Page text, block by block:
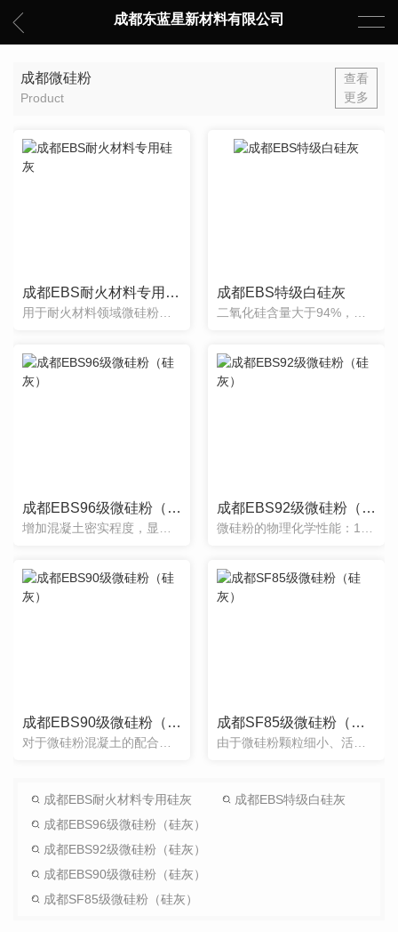
成都东蓝星新材料有限公司
成都微硅粉
Product
查看
更多
成都EBS耐火材料专用硅灰
用于耐火材料领域微硅粉作为耐火材料的重要原料之一，具有优异的性能，目前广泛用于不定形耐火材料，加入高性能低水泥耐火浇注料及预制件，使用寿命是普通浇注料的三倍，耐火度提高约100℃，高温强度及抗热震性能...
成都EBS特级白硅灰
二氧化硅含量大于94%，适用于特殊需要浅色的构件产品。常见的硅灰一般是灰白色，而白色比较少见，正是基于这种颜色的特点，它可以用于一些比较特殊的用途。白色硅灰的来源。按业内人士的说法，白色硅灰主要是在生...
成都EBS96级微硅粉（硅灰） 成都EBS92级微硅粉（硅灰）
成都EBS90级微硅粉（硅灰）
对于微硅粉混凝土的配合比设计，主要是根据设计要求，确定硅粉的掺入方法，硅粉的合适掺量，减水剂的.优掺量及砂石料调整，而其它则按普通混凝土设计方法进行。业务联系方式 郜经理 15982431879
成都SF85级微硅粉（硅灰）
由于微硅粉颗粒细小、活性高、比表面积大，具有良好的火山灰性质和微粒填充作用，因而被作为高性高强混凝土不可或缺的外加剂，微硅粉与其他材料组合，可开发出具有特殊性能、用于特殊领域的复合材料。业务联系方式 ...
成都EBS耐火材料专用硅灰
成都EBS特级白硅灰
成都EBS96级微硅粉（硅灰）
成都EBS92级微硅粉（硅灰）
成都EBS90级微硅粉（硅灰）
成都SF85级微硅粉（硅灰）